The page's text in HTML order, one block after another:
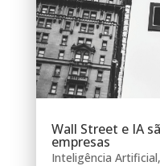
Wall Street e IA
empresas
Inteligência Artificial,